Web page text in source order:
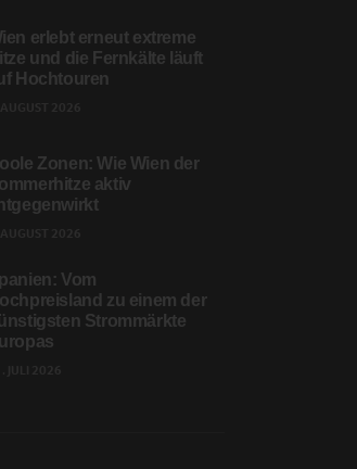
erlebt erneut extreme
und die Fernkälte läuft
Hochtouren
Zonen: Wie Wien der
aktiv
Vom
zu einem der
Strommärkte